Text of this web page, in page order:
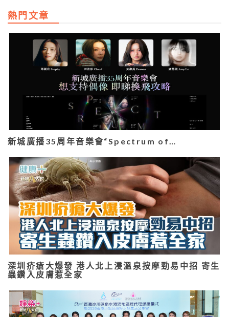
熱門文章
新城廣播35周年音樂會“Spectrum of…
深圳疥瘡大爆發 港人北上浸溫泉按摩勁易中招 寄生
蟲鑽入皮膚惹全家